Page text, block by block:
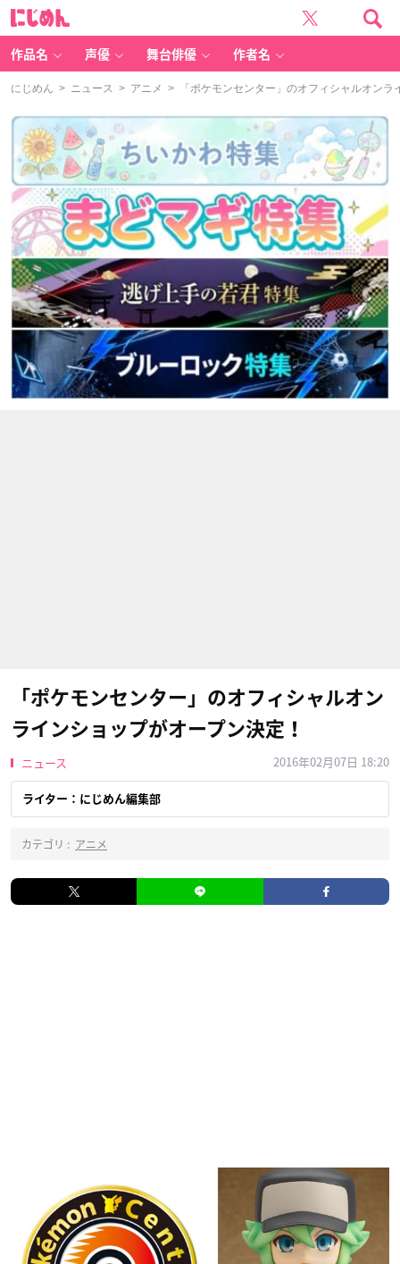
作品名 声優 舞台俳優 作者名
にじめん > ニュース > アニメ > 「ポケモンセンター」のオフィシャルオンラ
「ポケモンセンター」のオフィシャルオン
ラインショップがオープン決定！
ニュース 2016年02月07日 18:20
ライター：にじめん編集部
カテゴリ : アニメ